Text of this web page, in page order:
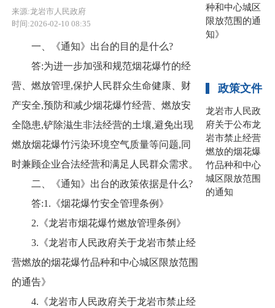
来源:龙岩市人民政府
时间:2026-02-10 08:35
一、
《通知》出台的目的是什么?
答:为进一步加强和规范烟花爆竹的经
营、燃放管理,保护人民群众生命健康、财
产安全,预防和减少烟花爆竹经营、燃放安
全隐患,铲除滋生非法经营的土壤,避免出现
燃放烟花爆竹污染环境空气质量等问题,同
时兼顾企业合法经营和满足人民群众需求。
二、
《通知》出台的政策依据是什么?
答:1.《烟花爆竹安全管理条例》
2.《龙岩市烟花爆竹燃放管理条例》
3.《龙岩市人民政府关于龙岩市禁止经
营燃放的烟花爆竹品种和中心城区限放范围
的通告》
4.《龙岩市人民政府关于龙岩市禁止经
种和中心城区
限放范围的通
知》
政策文件
龙岩市人民政
府关于公布龙
岩市禁止经营
燃放的烟花爆
竹品种和中心
城区限放范围
的通知